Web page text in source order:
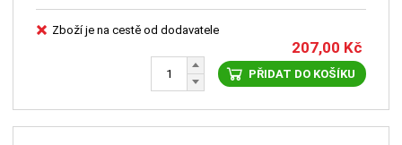
Zboží je na cestě od dodavatele
207,00 Kč
PŘIDAT DO KOŠÍKU